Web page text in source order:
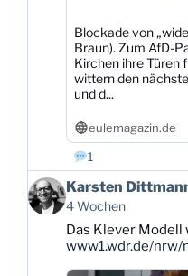
Blockade von
Braun). Zum AfD-
Kirchen ihre Türen
wittern den
und d...
eulemagazin.de
1
Beitrag
von
Karsten
Dittmann
Bluesky
Karsten
4 Wochen
Das Klever Modell
www1.wdr.de/nrw/